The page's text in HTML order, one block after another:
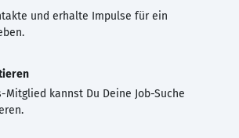
und erhalte Impulse für ein
Mitglied kannst Du Deine Job-Suche